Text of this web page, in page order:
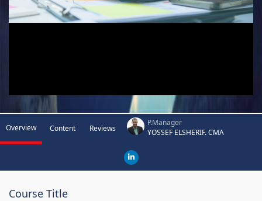
Overview Content Reviews
P.Manager
YOSSEF ELSHERIF. CMA
Course Title